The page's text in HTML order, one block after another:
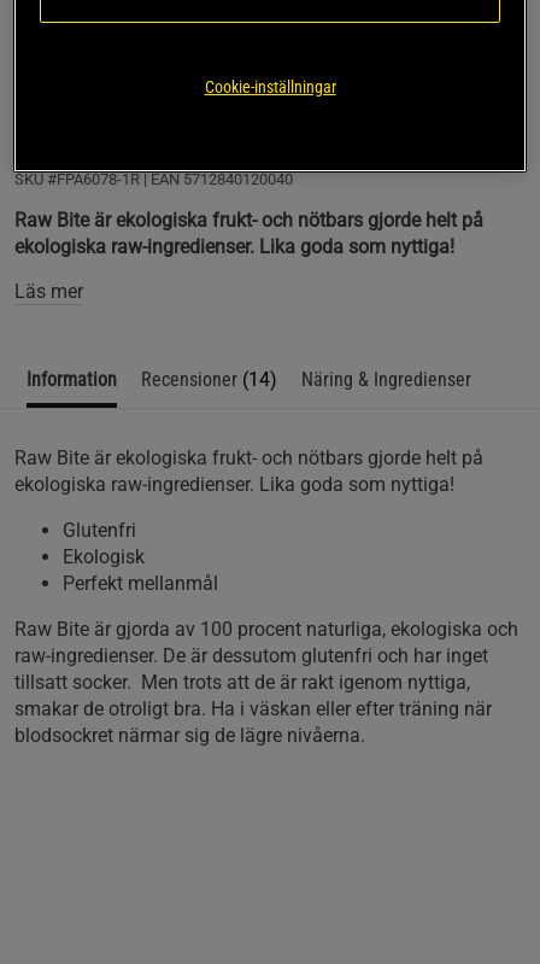
Kanel påminner om Fika och Julen.
SKU #FPA6078-1R | EAN5712840120040
Raw Bite är ekologiska frukt- och nötbars gjorde helt på
ekologiska raw-ingredienser. Lika goda som nyttiga!
Läs mer
Information Recensioner (14) Näring & Ingredienser
Raw Bite är ekologiska frukt- och nötbars gjorde helt på
ekologiska raw-ingredienser. Lika goda som nyttiga!
Glutenfri
Ekologisk
Perfekt mellanmål
Raw Bite är gjorda av 100 procent naturliga, ekologiska och
raw-ingredienser. De är dessutom glutenfri och har inget
tillsatt socker. Men trots att de är rakt igenom nyttiga,
smakar de otroligt bra. Ha i väskan eller efter träning när
blodsockret närmar sig de lägre nivåerna.
Cookie-inställningar